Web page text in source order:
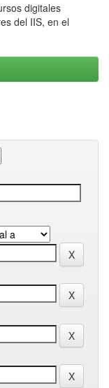
digitales
del IIS, en el